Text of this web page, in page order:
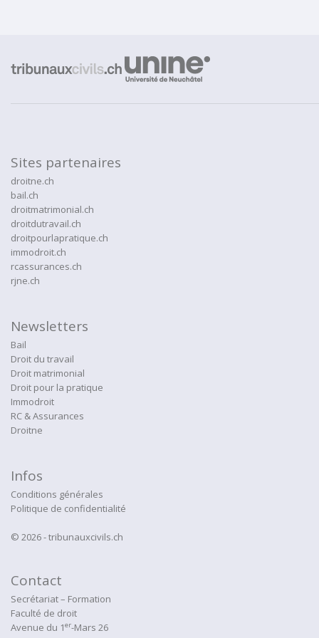
Sites partenaires
droitne.ch
bail.ch
droitmatrimonial.ch
droitdutravail.ch
droitpourlapratique.ch
immodroit.ch
rcassurances.ch
rjne.ch
Newsletters
Bail
Droit du travail
Droit matrimonial
Droit pour la pratique
Immodroit
RC & Assurances
Droitne
Infos
Conditions générales
Politique de confidentialité
© 2026 - tribunauxcivils.ch
Contact
Secrétariat – Formation
Faculté de droit
Avenue du 1er-Mars 26